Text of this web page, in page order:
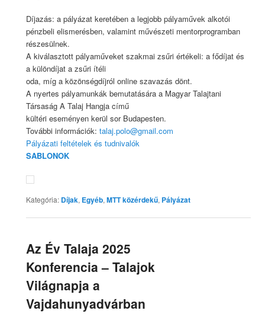
Díjazás: a pályázat keretében a legjobb pályaművek alkotói
pénzbeli elismerésben, valamint művészeti mentorprogramban
részesülnek.
A kiválasztott pályaműveket szakmai zsűri értékeli: a fődíjat és
a különdíjat a zsűri ítéli
oda, míg a közönségdíjról online szavazás dönt.
A nyertes pályamunkák bemutatására a Magyar Talajtani
Társaság A Talaj Hangja című
kültéri eseményen kerül sor Budapesten.
További információk:talaj.polo@gmail.com
Pályázati feltételek és tudnivalók
SABLONOK
Kategória: Díjak, Egyéb,MTT közérdekű, Pályázat
Az Év Talaja 2025
Konferencia – Talajok
Világnapja a
Vajdahunyadvárban